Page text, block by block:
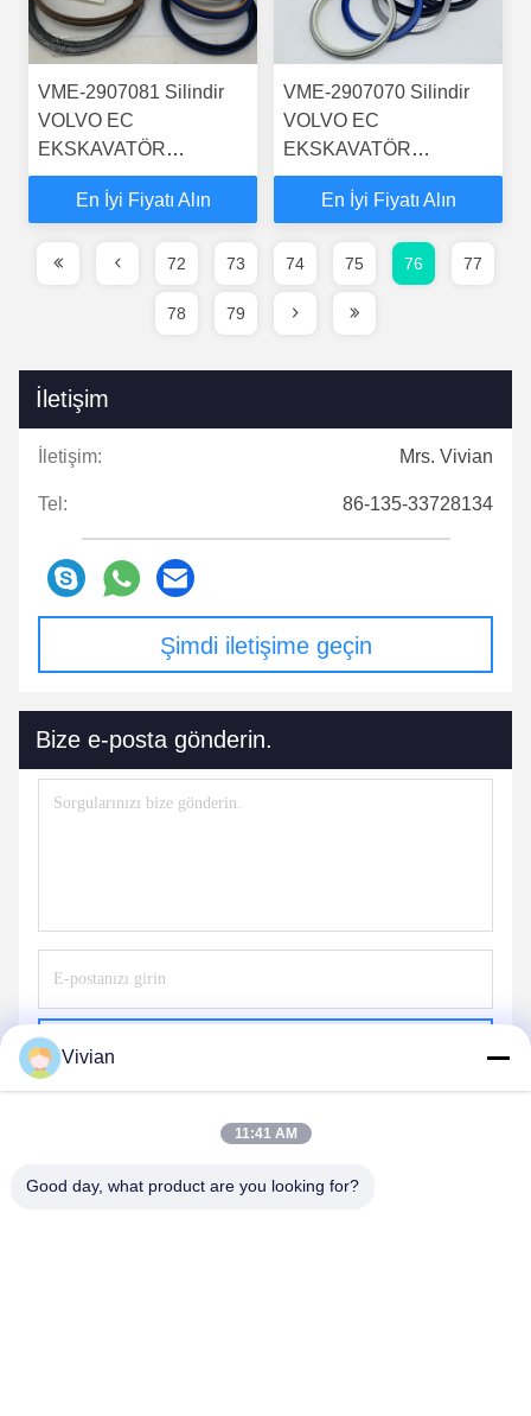
VME-2907081 Silindir
VOLVO EC
EKSKAVATÖR
DİREKSİYON BOMU
KOLU BUCKER KEÇE
SİLİNDİR
En İyi Fiyatı Alın
VME-2907070 Silindir
VOLVO EC
EKSKAVATÖR
DİREKSİYON BOMU
KOLU BUCKER KEÇE
SİLİNDİR
En İyi Fiyatı Alın
72 73 74 75 76 77
78 79
İletişim
İletişim: Mrs. Vivian
Tel: 86-135-33728134
Şimdi iletişime geçin
Bize e-posta gönderin.
Vivian
11:41 AM
Good day, what product are you looking for?